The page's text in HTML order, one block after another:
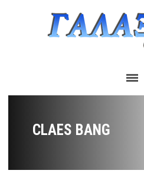
CLAES BANG